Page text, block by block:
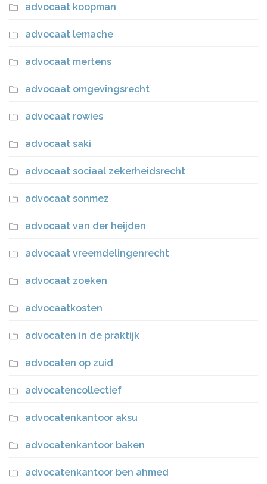
advocaat koopman
advocaat lemache
advocaat mertens
advocaat omgevingsrecht
advocaat rowies
advocaat saki
advocaat sociaal zekerheidsrecht
advocaat sonmez
advocaat van der heijden
advocaat vreemdelingenrecht
advocaat zoeken
advocaatkosten
advocaten in de praktijk
advocaten op zuid
advocatencollectief
advocatenkantoor aksu
advocatenkantoor baken
advocatenkantoor ben ahmed